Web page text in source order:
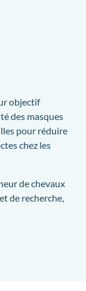
objectif
des masques
pour réduire
chez les
de chevaux
de recherche,